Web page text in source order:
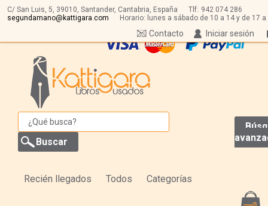
C/ San Luis, 5, 39010, Santander, Cantabria, España Tlf: 942 074 286
segundamano@kattigara.com
Horario: lunes a sábado de 10 a 14 y de 17 a
Iniciar sesión
Contacto
Recién llegados Todos Categorías